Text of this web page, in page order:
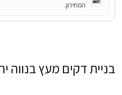
המחירון.
בניית דקים מעץ בנווה